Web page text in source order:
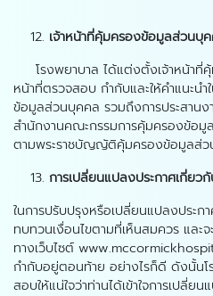
เจ้าหน้าที่คุ้มครองข้อมูลส่วนบุ
โรงพยาบาล ได้แต่งตั้งเจ้าหน้า
หน้าที่ตรวจสอบ กำกับและให้คำแนะนำ
ข้อมูลส่วนบุคคล รวมถึงการประสานง
สำนักงานคณะกรรมการคุ้มครองข้อ
ตามพระราชบัญญัติคุ้มครองข้อมูลส่
การเปลี่ยนแปลงประกาศเกี่ย
ในการปรับปรุงหรือเปลี่ยนแปลงประ
ทบทวนเงื่อนไขตามที่เห็นสมควร และ
ทางเว็บไซต์
กำกับอยู่ตอนท้าย อย่างไรก็ดี ดังนั้นโ
สอบให้แน่ใจว่าท่านได้เข้าใจการเปลี่